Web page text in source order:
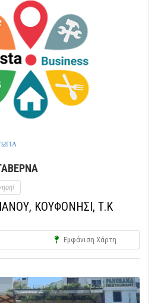
ΚΟΥΦΟΝΗΣΙ, Τ.Κ
Εμφάνιση Χάρτη